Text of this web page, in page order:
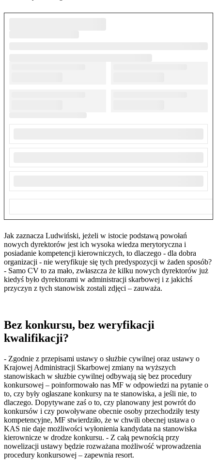
Jak zaznacza Ludwiński, jeżeli w istocie podstawą powołań
nowych dyrektorów jest ich wysoka wiedza merytoryczna i
posiadanie kompetencji kierowniczych, to dlaczego - dla dobra
organizacji - nie weryfikuje się tych predyspozycji w żaden sposób?
- Samo CV to za mało, zwłaszcza że kilku nowych dyrektorów już
kiedyś było dyrektorami w administracji skarbowej i z jakichś
przyczyn z tych stanowisk zostali zdjęci – zauważa.
Bez konkursu, bez weryfikacji
kwalifikacji?
- Zgodnie z przepisami ustawy o służbie cywilnej oraz ustawy o
Krajowej Administracji Skarbowej zmiany na wyższych
stanowiskach w służbie cywilnej odbywają się bez procedury
konkursowej – poinformowało nas MF w odpowiedzi na pytanie o
to, czy były ogłaszane konkursy na te stanowiska, a jeśli nie, to
dlaczego. Dopytywane zaś o to, czy planowany jest powrót do
konkursów i czy powoływane obecnie osoby przechodziły testy
kompetencyjne, MF stwierdziło, że w chwili obecnej ustawa o
KAS nie daje możliwości wyłonienia kandydata na stanowiska
kierownicze w drodze konkursu. - Z całą pewnością przy
nowelizacji ustawy będzie rozważana możliwość wprowadzenia
procedury konkursowej – zapewnia resort.